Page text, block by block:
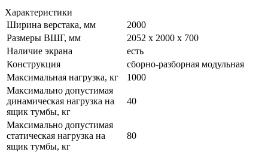
Характеристики
Ширина верстака, мм
2000
Размеры ВШГ, мм
2052 х 2000 х 700
Наличие экрана
есть
Конструкция
сборно-разборная модульная
Максимальная нагрузка, кг
1000
Максимально допустимая
динамическая нагрузка на
ящик тумбы, кг
40
Максимально допустимая
статическая нагрузка на
ящик тумбы, кг
80